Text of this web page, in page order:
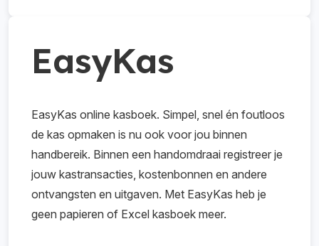
EasyKas
EasyKas online kasboek. Simpel, snel én foutloos
de kas opmaken is nu ook voor jou binnen
handbereik. Binnen een handomdraai registreer je
jouw kastransacties, kostenbonnen en andere
ontvangsten en uitgaven. Met EasyKas heb je
geen papieren of Excel kasboek meer.